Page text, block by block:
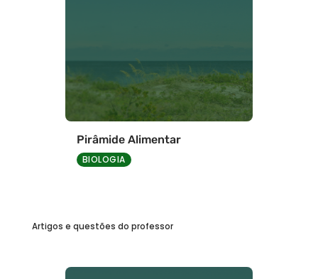
Pirâmide Alimentar
BIOLOGIA
Artigos e questões do professor